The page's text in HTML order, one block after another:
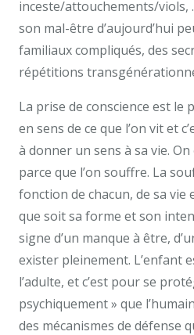
inceste/attouchements/viols,
son mal-être d’aujourd’hui
familiaux compliqués, des
répétitions
La prise de conscience est le
en sens de ce que l’on vit et
à donner un sens à sa vie.
parce que l’on souffre. La
fonction de chacun, de sa vie
que soit sa forme et son
signe d’un manque à être,
exister pleinement. L’enfant
l’adulte, et c’est pour se
psychiquement » que
des mécanismes de défense